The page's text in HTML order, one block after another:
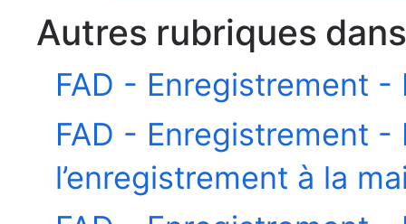
Autres rubriques
FAD - Enregistrement
FAD - Enregistrement
l’enregistrement à la